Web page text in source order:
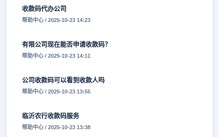
收款码代办公司
帮助中心 / 2025-10-23 14:23
有限公司现在能否申请收款码？
帮助中心 / 2025-10-23 14:11
公司收款码可以看到收款人吗
帮助中心 / 2025-10-23 13:55
临沂农行收款码服务
帮助中心 / 2025-10-23 13:38